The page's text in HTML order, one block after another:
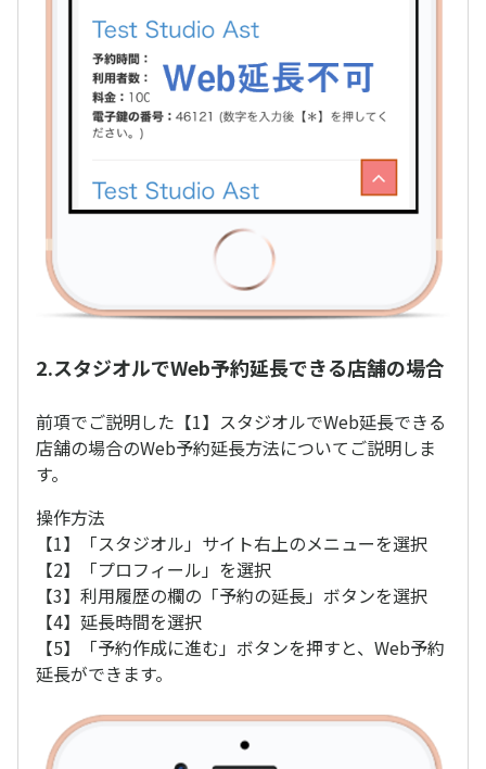
2.スタジオルでWeb予約延長できる店舗の場合
前項でご説明した【1】スタジオルでWeb延長できる
店舗の場合のWeb予約延長方法についてご説明しま
す。
操作方法
【1】「スタジオル」サイト右上のメニューを選択
【2】「プロフィール」を選択
【3】利用履歴の欄の「予約の延長」ボタンを選択
【4】延長時間を選択
【5】「予約作成に進む」ボタンを押すと、Web予約
延長ができます。